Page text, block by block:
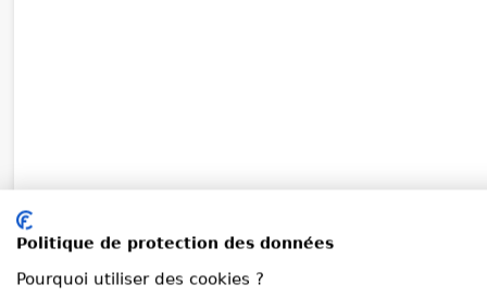
Politique de protection des données
Pourquoi utiliser des cookies ?